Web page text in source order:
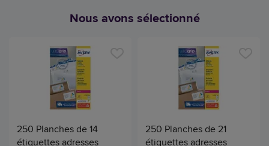
Nous avons sélectionné
250 Planches de 14
étiquettes adresses
250 Planches de 21
étiquettes adresses